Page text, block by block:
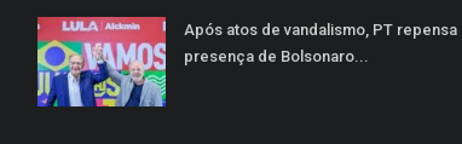
Após atos de vandalismo, PT repensa
presença de Bolsonaro...